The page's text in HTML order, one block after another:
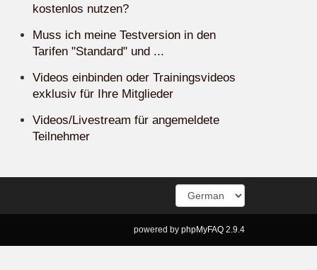
kostenlos nutzen?
Muss ich meine Testversion in den
Tarifen "Standard" und ...
Videos einbinden oder Trainingsvideos
exklusiv für Ihre Mitglieder
Videos/Livestream für angemeldete
Teilnehmer
powered by phpMyFAQ 2.9.4